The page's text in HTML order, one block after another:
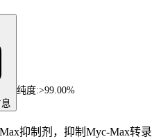
纯度:>99.00%
抑制剂，抑制Myc-Max转录